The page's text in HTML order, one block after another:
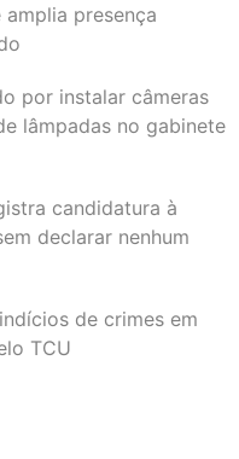
presença
por instalar câmeras
lâmpadas no gabinete
candidatura à
declarar nenhum
de crimes em
TCU